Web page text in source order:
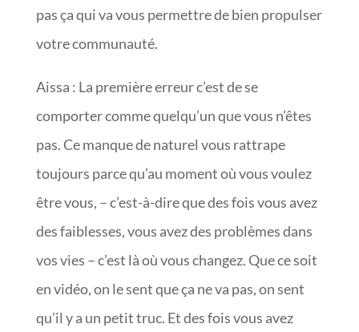
pas ça qui va vous permettre de bien propulser
votre communauté.
Aissa : La première erreur c’est de se
comporter comme quelqu’un que vous n’êtes
pas. Ce manque de naturel vous rattrape
toujours parce qu’au moment où vous voulez
être vous, – c’est-à-dire que des fois vous avez
des faiblesses, vous avez des problèmes dans
vos vies – c’est là où vous changez. Que ce soit
en vidéo, on le sent que ça ne va pas, on sent
qu’il y a un petit truc. Et des fois vous avez